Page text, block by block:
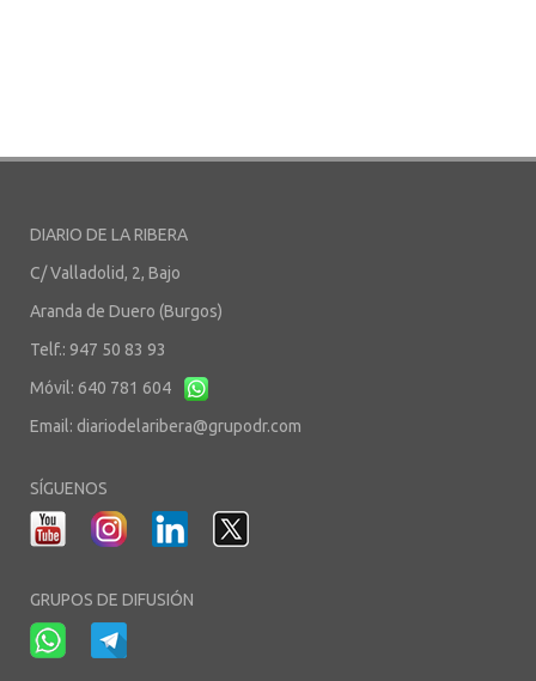
DIARIO DE LA RIBERA
C/ Valladolid, 2, Bajo
Aranda de Duero (Burgos)
Telf.: 947 50 83 93
Móvil: 640 781 604
Email: diariodelaribera@grupodr.com
SÍGUENOS
GRUPOS DE DIFUSIÓN